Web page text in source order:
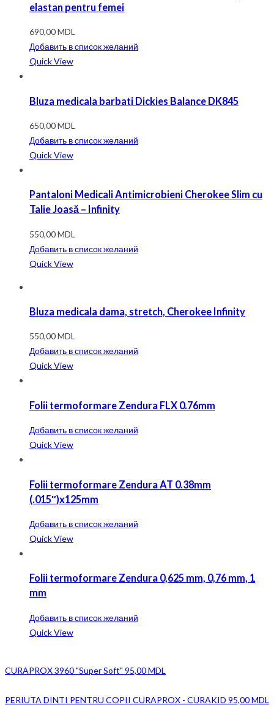
elastan pentru femei
690,00MDL
Добавить в список желаний
Quick View
Bluza medicala barbati Dickies Balance DK845
650,00MDL
Добавить в список желаний
Quick View
Pantaloni Medicali Antimicrobieni Cherokee Slim cu
Talie Joasă – Infinity
550,00MDL
Добавить в список желаний
Quick View
Bluza medicala dama, stretch, Cherokee Infinity
550,00MDL
Добавить в список желаний
Quick View
Folii termoformare Zendura FLX 0.76mm
Добавить в список желаний
Quick View
Folii termoformare Zendura AT 0.38mm
(.015″)x125mm
Добавить в список желаний
Quick View
Folii termoformare Zendura 0,625 mm, 0,76 mm, 1
mm
Добавить в список желаний
Quick View
CURAPROX 3960 "Super Soft" 95,00MDL
PERIUTA DINTI PENTRU COPII CURAPROX - CURAKID 95,00MDL